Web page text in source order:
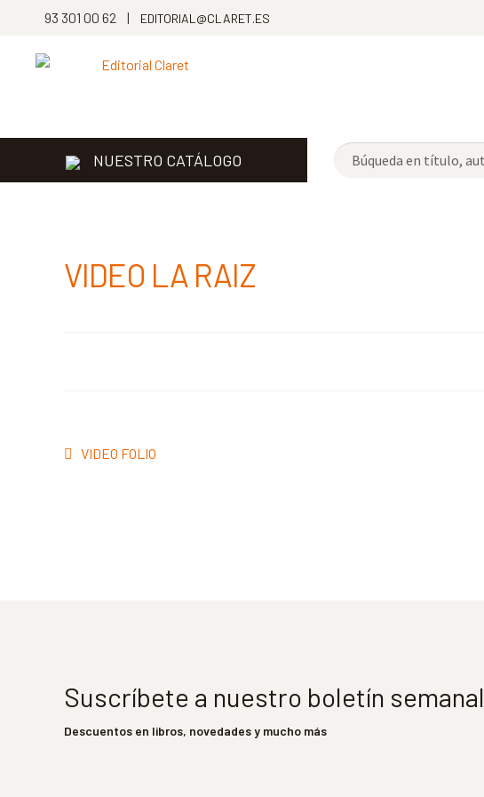
93 301 00 62 | EDITORIAL@CLARET.ES
NUESTRO CATÁLOGO
VIDEO LA RAIZ
Navegación
Anterior:
VIDEO FOLIO
Suscríbete a nuestro boletín semanal
Descuentos en libros, novedades y mucho más